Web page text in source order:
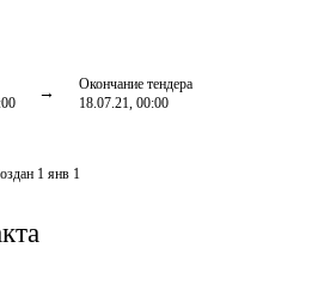
Окончание тендера
18.07.21, 00:00
1 янв 1